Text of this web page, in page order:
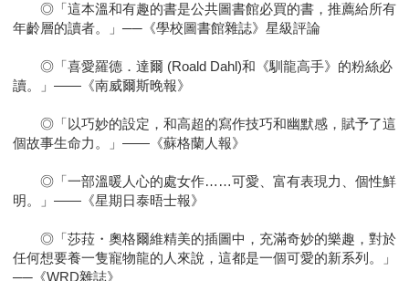
◎「這本溫和有趣的書是公共圖書館必買的書，推薦給所有
年齡層的讀者。」──《學校圖書館雜誌》星級評論
◎「喜愛羅德．達爾 (Roald Dahl)和《馴龍高手》的粉絲必
讀。」——《南威爾斯晚報》
◎「以巧妙的設定，和高超的寫作技巧和幽默感，賦予了這
個故事生命力。」——《蘇格蘭人報》
◎「一部溫暖人心的處女作……可愛、富有表現力、個性鮮
明。」——《星期日泰晤士報》
◎「莎菈・奧格爾維精美的插圖中，充滿奇妙的樂趣，對於
任何想要養一隻寵物龍的人來說，這都是一個可愛的新系列。」
──《WRD雜誌》